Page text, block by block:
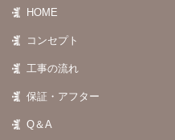
HOME
コンセプト
工事の流れ
保証・アフター
Q＆A